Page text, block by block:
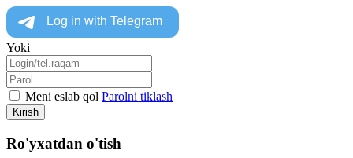
Yoki
Meni eslab qol Parolni tiklash
Kirish
Ro'yxatdan o'tish